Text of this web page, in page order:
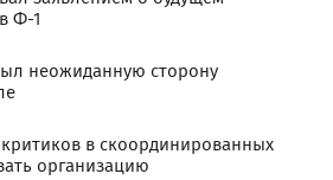
Ф-1
неожиданную сторону
в скоординированных
организацию